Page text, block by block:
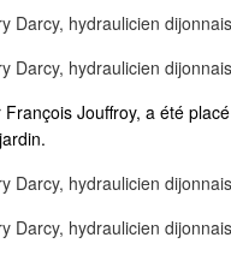
Jouffroy, a été